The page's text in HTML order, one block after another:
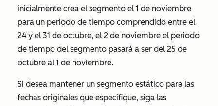
inicialmente crea el segmento el 1 de noviembre
para un periodo de tiempo comprendido entre el
24 y el 31 de octubre, el 2 de noviembre el periodo
de tiempo del segmento pasará a ser del 25 de
octubre al 1 de noviembre.
Si desea mantener un segmento estático para las
fechas originales que especifique, siga las